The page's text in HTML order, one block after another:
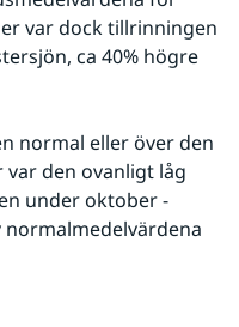
var dock tillrinningen
ca 40% högre
normal eller över den
den ovanligt låg
under oktober -
normalmedelvärdena